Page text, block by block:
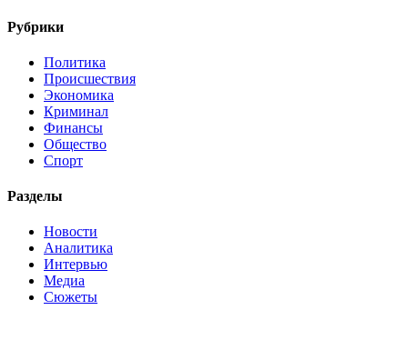
Рубрики
Политика
Происшествия
Экономика
Криминал
Финансы
Общество
Спорт
Разделы
Новости
Аналитика
Интервью
Медиа
Сюжеты